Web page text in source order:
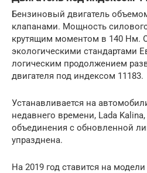
Бензиновый двигатель
клапанами. Мощность силового
крутящим моментом в 140 Нм.
экологическими стандартами
логическим продолжением
двигателя под индексом 11183.
Устанавливается на
недавнего времени, Lada
объединения с обновленной
упразднена.
На 2019 год ставится на